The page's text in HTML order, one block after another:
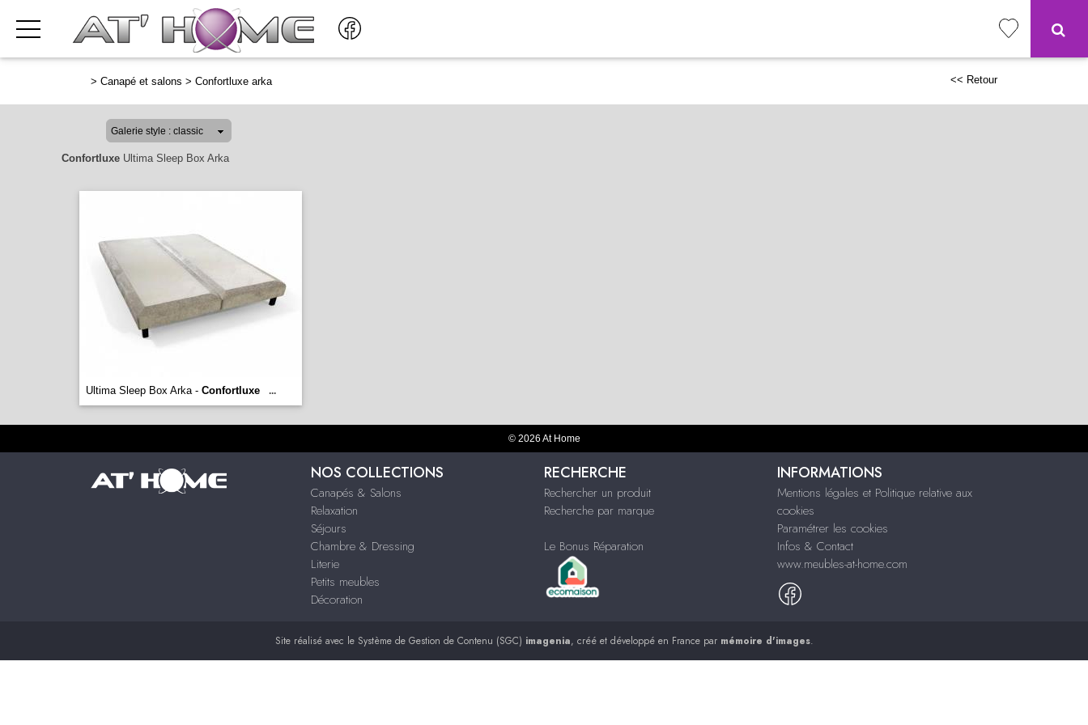
> Canapé et salons > Confortluxe arka << Retour
Confortluxe Ultima Sleep Box Arka
Ultima Sleep Box Arka - Confortluxe ...
© 2026 At Home
NOS COLLECTIONS
Canapés & Salons
Relaxation
Séjours
Chambre & Dressing
Literie
Petits meubles
Décoration
RECHERCHE
Rechercher un produit
Recherche par marque
Le Bonus Réparation
INFORMATIONS
Mentions légales et Politique relative aux
cookies
Paramétrer les cookies
Infos & Contact
www.meubles-at-home.com
Site réalisé avec le Système de Gestion de Contenu (SGC) imagenia, créé et développé en France par mémoire d'images.